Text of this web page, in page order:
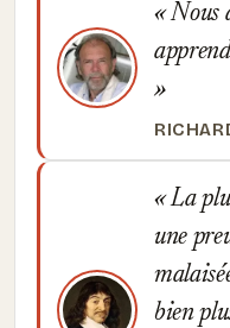
Nous
La
une
bien